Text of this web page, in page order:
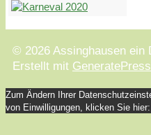
© 2026 Assinghausen ein
Erstellt mit GeneratePress
Zum Ändern Ihrer
von Einwilligungen, klicken Sie hier: